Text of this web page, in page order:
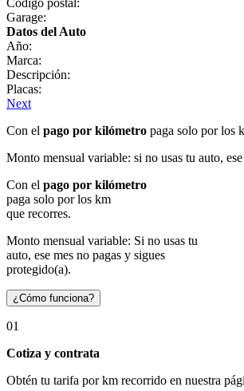
Garage:
Datos del Auto
Año:
Marca:
Descripción:
Placas:
Next
Con el pago por kilómetro paga solo por los
Monto mensual variable: si no usas tu auto,
Con el pago por kilómetro
paga solo por los km
que recorres.
Monto mensual variable: Si no usas tu
auto, ese mes no pagas y sigues
protegido(a).
¿Cómo funciona?
01
Cotiza y contrata
Obtén tu tarifa por km recorrido en nuestra